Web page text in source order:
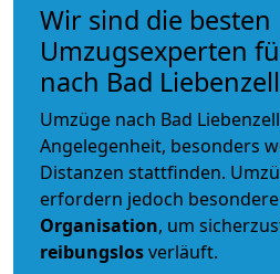
Wir sind die besten
Umzugsexperten
nach Bad Liebenzell
Umzüge nach Bad
Angelegenheit, besonders
Distanzen stattfinden.
erfordern jedoch besondere
Organisation, um
reibungslosverläuft.